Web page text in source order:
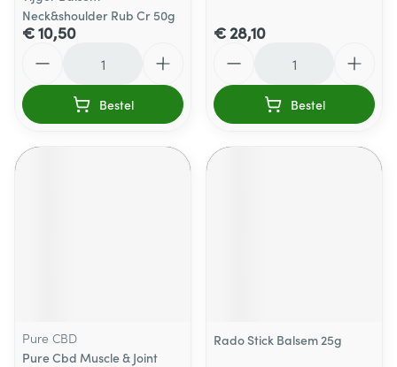
Neck&shoulder Rub Cr 50g
€ 10,50
Bestel
€ 28,10
Bestel
Pure CBD
Pure Cbd Muscle & Joint
Rado Stick Balsem 25g